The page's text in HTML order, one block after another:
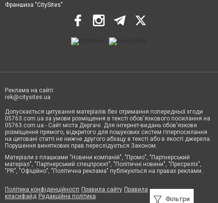
Фільтри
Франшиза "CitySites"
Реклама на сайті:
rek@citysites.ua
Допускається цитування матеріалів без отримання попередньої згоди
05763.com.ua за умови розміщення в тексті обов'язкового посилання на
05763.com.ua - Сайт міста Дергачі. Для інтернет-видань обов'язкове
розміщення прямого, відкритого для пошукових систем гіперпосилання
на цитовані статті не нижче другого абзацу в тексті або в якості джерела.
Порушення виняткових прав переслідується Законом.
Матеріали з плашками "Новини компаній", "Промо", "Партнерський
матеріал", "Партнерський спецпроєкт", "Політичні новини", "Пресреліз",
"PR", "Офіційно", "Політична реклама" публікуються на правах реклами.
Політика конфіденційності Правила сайту Правила
класифайд Редакційна політика